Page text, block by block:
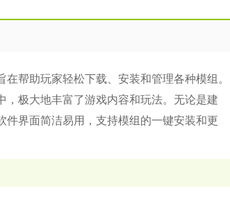
帮助玩家轻松下载、安装和管理各种模组。
极大地丰富了游戏内容和玩法。无论是建
界面简洁易用，支持模组的一键安装和更